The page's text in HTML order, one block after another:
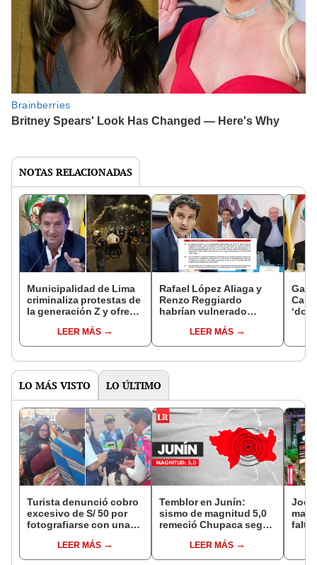
NOTAS RELACIONADAS
Municipalidad de Lima
criminaliza protestas de
la generación Z y ofrece
manifestantes: "El que
la hace, la paga"
LEER MÁS
Rafael López Aliaga y
Renzo Reggiardo
habrían vulnerado
promocionar a
Renovación Popular
LEER MÁS
LO MÁS VISTO LO ÚLTIMO
Turista denunció cobro
excesivo de S/ 50 por
fotografiarse con una
Serenazgo recuperó el
dinero
LEER MÁS
Temblor en Junín:
sismo de magnitud 5,0
remeció Chupaca según
LEER MÁS
falta